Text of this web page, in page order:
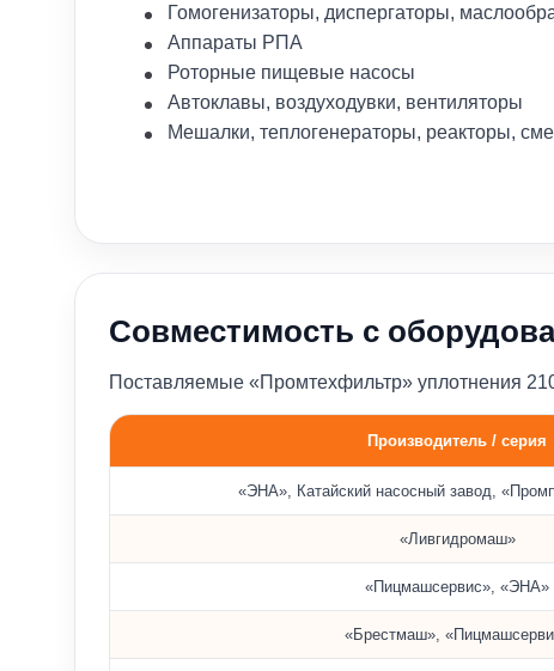
Гомогенизаторы, диспергаторы,
Аппараты РПА
Роторные пищевые насосы
Автоклавы, воздуходувки, вентиляторы
Мешалки, теплогенераторы, реакторы,
Совместимость с
Поставляемые «Промтехфильтр» уплотнения
Производитель / серия
«ЭНА», Катайский насосный завод,
«Ливгидромаш»
«Пицмашсервис», «ЭНА»
«Брестмаш»,